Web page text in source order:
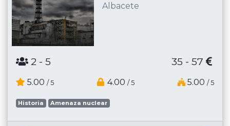
Albacete
2 - 5 35 - 57
5.00 / 5 4.00 / 5 5.00 / 5
Historia Amenaza nuclear